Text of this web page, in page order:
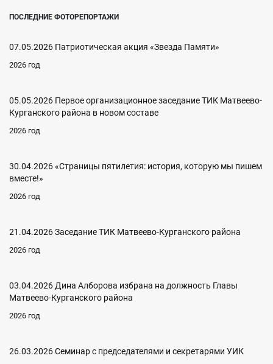
ПОСЛЕДНИЕ ФОТОРЕПОРТАЖИ
07.05.2026 Патриотическая акция «Звезда Памяти»
2026 год
05.05.2026 Первое организационное заседание ТИК Матвеево-
Курганского района в новом составе
2026 год
30.04.2026 «Страницы пятилетия: история, которую мы пишем
вместе!»
2026 год
21.04.2026 Заседание ТИК Матвеево-Курганского района
2026 год
03.04.2026 Дина Алборова избрана на должность Главы
Матвеево-Курганского района
2026 год
26.03.2026 Семинар с председателями и секретарями УИК